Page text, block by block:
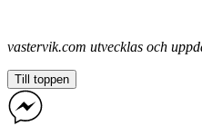
vastervik.com utvecklas och
Till toppen